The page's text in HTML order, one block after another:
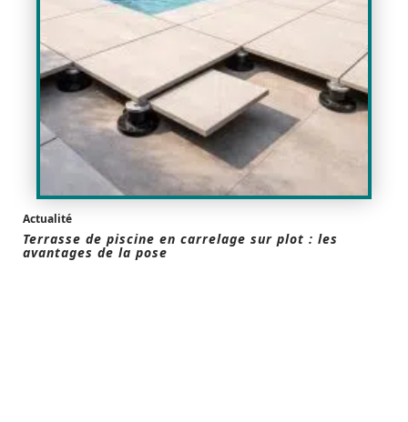
Actualité
Terrasse de piscine en carrelage sur plot : les
avantages de la pose